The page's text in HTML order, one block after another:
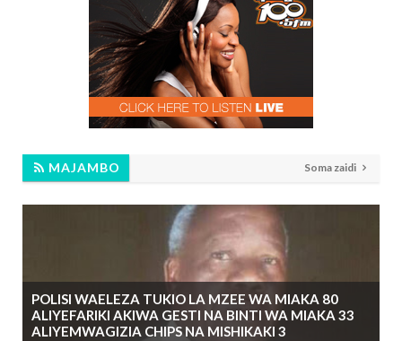
MAJAMBO Soma zaidi
POLISI WAELEZA TUKIO LA MZEE WA MIAKA 80
ALIYEFARIKI AKIWA GESTI NA BINTI WA MIAKA 33
ALIYEMWAGIZIA CHIPS NA MISHIKAKI 3